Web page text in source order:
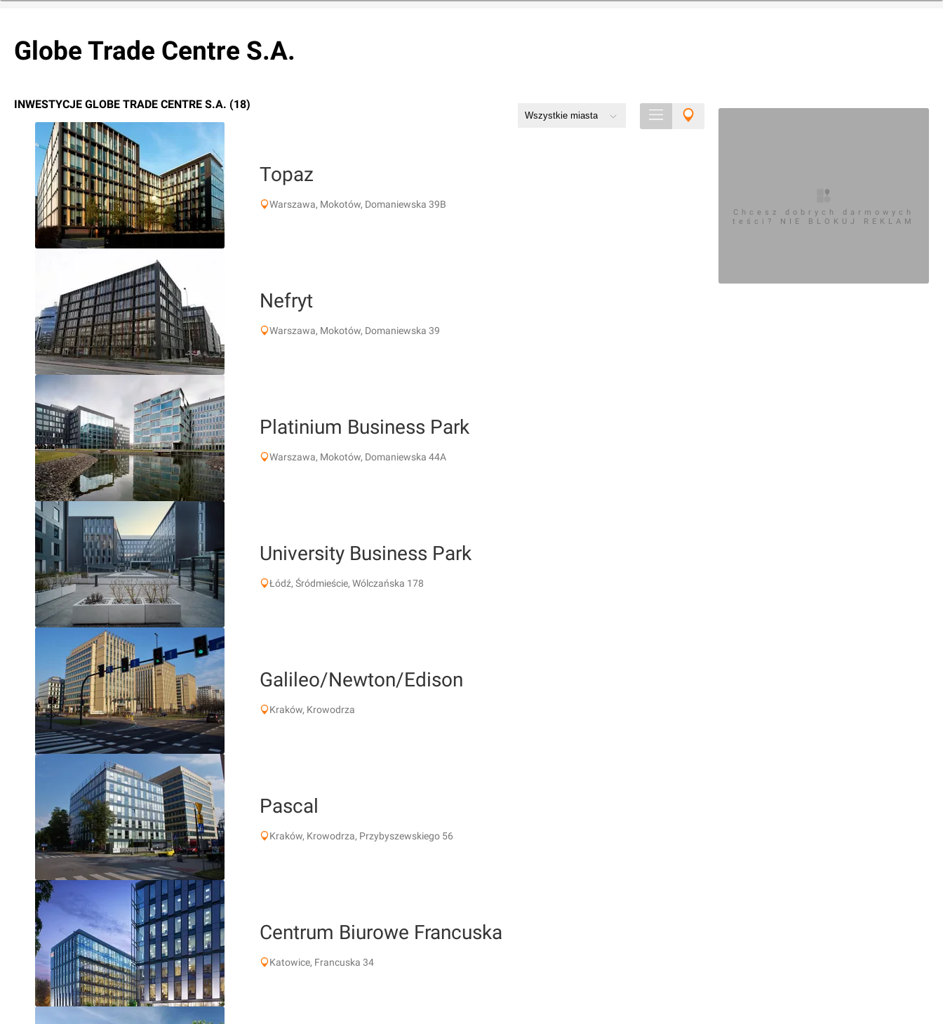
Globe Trade Centre S.A.
INWESTYCJE GLOBE TRADE CENTRE S.A. (18)
Topaz
Warszawa, Mokotów, Domaniewska 39B
Nefryt
Warszawa, Mokotów, Domaniewska 39
Platinium Business Park
Warszawa, Mokotów, Domaniewska 44A
University Business Park
Łódź, Śródmieście, Wólczańska 178
Galileo/Newton/Edison
Kraków, Krowodrza
Pascal
Kraków, Krowodrza, Przybyszewskiego 56
Centrum Biurowe Francuska
Katowice, Francuska 34
Chcesz dobrych darmowych
teści? NIE BLOKUJ REKLAM